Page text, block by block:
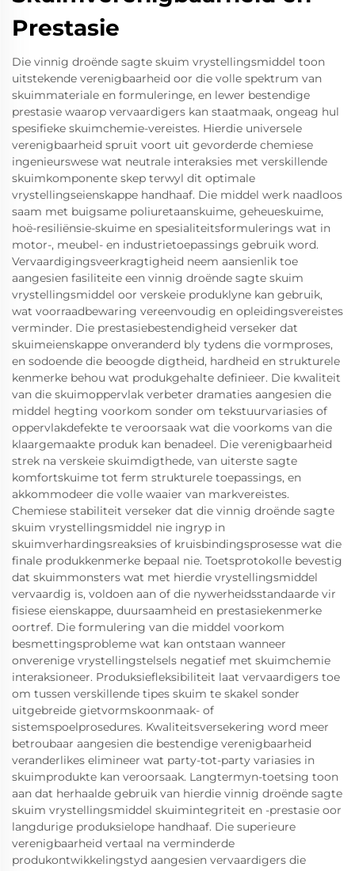
Prestasie
Die vinnig droënde sagte skuim vrystellingsmiddel toon
uitstekende verenigbaarheid oor die volle spektrum van
skuimmateriale en formuleringe, en lewer bestendige
prestasie waarop vervaardigers kan staatmaak, ongeag hul
spesifieke skuimchemie-vereistes. Hierdie universele
verenigbaarheid spruit voort uit gevorderde chemiese
ingenieurswese wat neutrale interaksies met verskillende
skuimkomponente skep terwyl dit optimale
vrystellingseienskappe handhaaf. Die middel werk naadloos
saam met buigsame poliuretaanskuime, geheueskuime,
hoë-resiliënsie-skuime en spesialiteitsformulerings wat in
motor-, meubel- en industrietoepassings gebruik word.
Vervaardigingsveerkragtigheid neem aansienlik toe
aangesien fasiliteite een vinnig droënde sagte skuim
vrystellingsmiddel oor verskeie produklyne kan gebruik,
wat voorraadbewaring vereenvoudig en opleidingsvereistes
verminder. Die prestasiebestendigheid verseker dat
skuimeienskappe onveranderd bly tydens die vormproses,
en sodoende die beoogde digtheid, hardheid en strukturele
kenmerke behou wat produkgehalte definieer. Die kwaliteit
van die skuimoppervlak verbeter dramaties aangesien die
middel hegting voorkom sonder om tekstuurvariasies of
oppervlakdefekte te veroorsaak wat die voorkoms van die
klaargemaakte produk kan benadeel. Die verenigbaarheid
strek na verskeie skuimdigthede, van uiterste sagte
komfortskuime tot ferm strukturele toepassings, en
akkommodeer die volle waaier van markvereistes.
Chemiese stabiliteit verseker dat die vinnig droënde sagte
skuim vrystellingsmiddel nie ingryp in
skuimverhardingsreaksies of kruisbindingsprosesse wat die
finale produkkenmerke bepaal nie. Toetsprotokolle bevestig
dat skuimmonsters wat met hierdie vrystellingsmiddel
vervaardig is, voldoen aan of die nywerheidsstandaarde vir
fisiese eienskappe, duursaamheid en prestasiekenmerke
oortref. Die formulering van die middel voorkom
besmettingsprobleme wat kan ontstaan wanneer
onverenige vrystellingstelsels negatief met skuimchemie
interaksioneer. Produksiefleksibiliteit laat vervaardigers toe
om tussen verskillende tipes skuim te skakel sonder
uitgebreide gietvormskoonmaak- of
sistemspoelprosedures. Kwaliteitsversekering word meer
betroubaar aangesien die bestendige verenigbaarheid
veranderlikes elimineer wat party-tot-party variasies in
skuimprodukte kan veroorsaak. Langtermyn-toetsing toon
aan dat herhaalde gebruik van hierdie vinnig droënde sagte
skuim vrystellingsmiddel skuimintegriteit en -prestasie oor
langdurige produksielope handhaaf. Die superieure
verenigbaarheid vertaal na verminderde
produkontwikkelingstyd aangesien vervaardigers die